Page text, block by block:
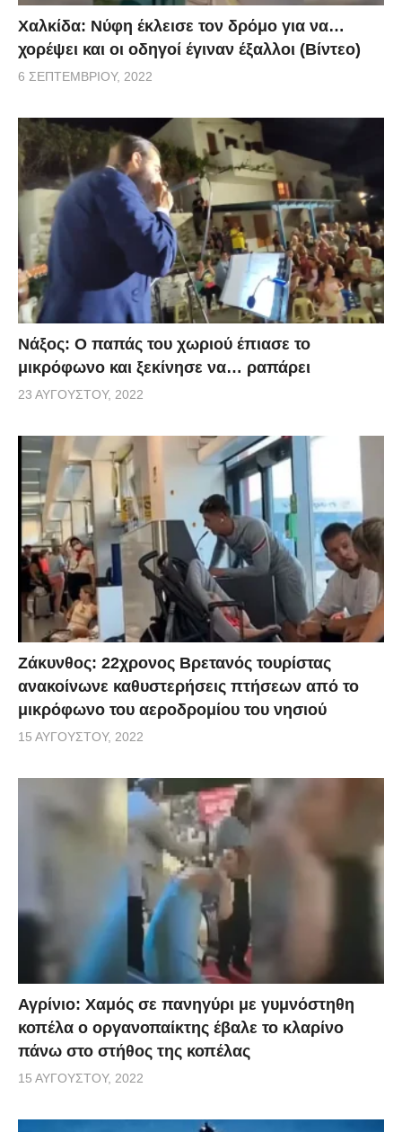
Χαλκίδα: Νύφη έκλεισε τον δρόμο για να…
χορέψει και οι οδηγοί έγιναν έξαλλοι (Βίντεο)
6 ΣΕΠΤΕΜΒΡΊΟΥ, 2022
Νάξος: Ο παπάς του χωριού έπιασε το
μικρόφωνο και ξεκίνησε να… ραπάρει
23 ΑΥΓΟΎΣΤΟΥ, 2022
Ζάκυνθος: 22χρονος Βρετανός τουρίστας
ανακοίνωνε καθυστερήσεις πτήσεων από το
μικρόφωνο του αεροδρομίου του νησιού
15 ΑΥΓΟΎΣΤΟΥ, 2022
Αγρίνιο: Χαμός σε πανηγύρι με γυμνόστηθη
κοπέλα ο οργανοπαίκτης έβαλε το κλαρίνο
πάνω στο στήθος της κοπέλας
15 ΑΥΓΟΎΣΤΟΥ, 2022